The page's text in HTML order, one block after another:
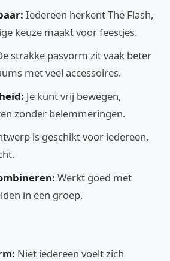
Iedereen herkent The Flash,
keuze maakt voor feestjes.
strakke pasvorm zit vaak beter
met veel accessoires.
Je kunt vrij bewegen,
zonder belemmeringen.
is geschikt voor iedereen,
Werkt goed met
in een groep.
Niet iedereen voelt zich